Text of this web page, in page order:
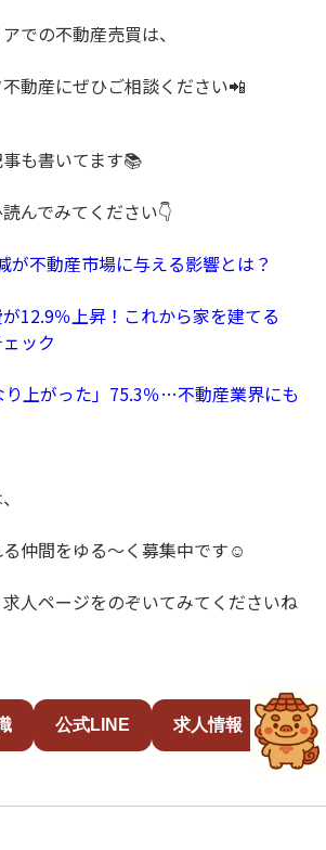
での不動産売買は、
動産にぜひご相談ください📲
も書いてます📚
んでみてください👇
が不動産市場に与える影響とは？
が12.9％上昇！これから家を建てる
ック
上がった」75.3％…不動産業界にも
仲間をゆる～く募集中です☺️
人ページをのぞいてみてくださいね
公式LINE 求人情報